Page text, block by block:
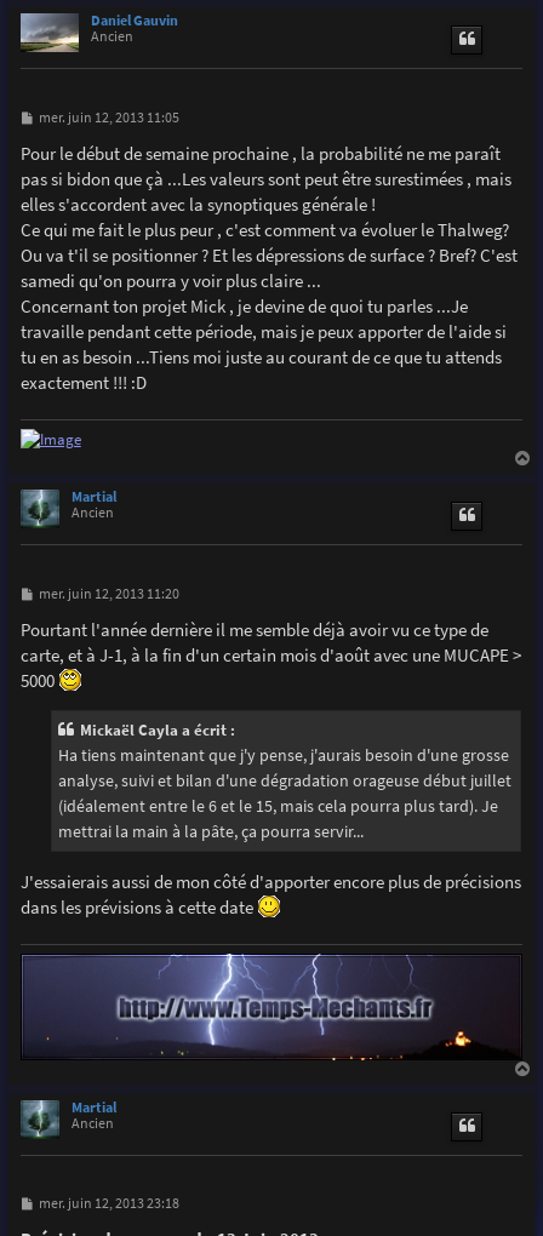
Daniel Gauvin
Ancien
M
s
s
a
g
e
mer. juin 12, 2013 11:05
Pour le début de semaine prochaine , la probabilité ne me paraît
pas si bidon que çà ...Les valeurs sont peut être surestimées , mais
elles s'accordent avec la synoptiques générale !
Ce qui me fait le plus peur , c'est comment va évoluer le Thalweg?
Ou va t'il se positionner ? Et les dépressions de surface ? Bref? C'est
samedi qu'on pourra y voir plus claire ...
Concernant ton projet Mick , je devine de quoi tu parles ...Je
travaille pendant cette période, mais je peux apporter de l'aide si
tu en as besoin ...Tiens moi juste au courant de ce que tu attends
exactement !!! :D
Martial
Ancien
M
s
s
a
g
e
mer. juin 12, 2013 11:20
Pourtant l'année dernière il me semble déjà avoir vu ce type de
carte, et à J-1, à la fin d'un certain mois d'août avec une MUCAPE >
5000
Mickaël Cayla a écrit :
Ha tiens maintenant que j'y pense, j'aurais besoin d'une grosse
analyse, suivi et bilan d'une dégradation orageuse début juillet
(idéalement entre le 6 et le 15, mais cela pourra plus tard). Je
mettrai la main à la pâte, ça pourra servir...
J'essaierais aussi de mon côté d'apporter encore plus de précisions
dans les prévisions à cette date
Martial
Ancien
M
mer. juin 12, 2013 23:18